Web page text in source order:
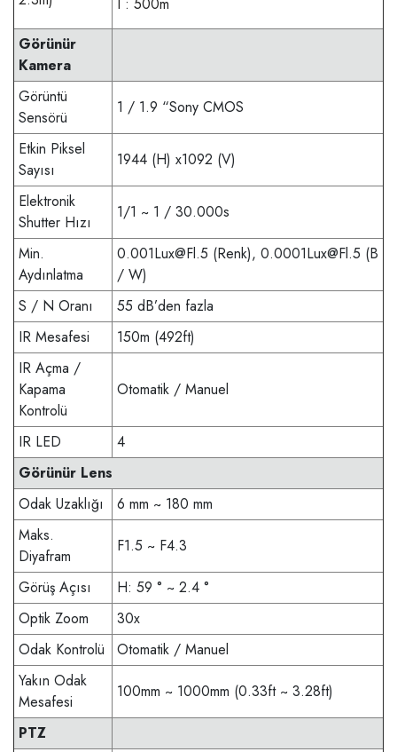
Görünür
Kamera
Görüntü
Sensörü
1 / 1.9 “Sony CMOS
Etkin Piksel
Sayısı
1944 (H) x1092 (V)
Elektronik
Shutter Hızı
1/1 ~ 1 / 30.000s
Min.
Aydınlatma
0.001Lux@Fl.5 (Renk), 0.0001Lux@Fl.5 (B
/ W)
S / N Oranı
55 dB’den fazla
IR Mesafesi
150m (492ft)
IR Açma /
Kapama
Kontrolü
Otomatik / Manuel
IR LED
4
Görünür Lens
Odak Uzaklığı
6 mm ~ 180 mm
Maks.
Diyafram
F1.5 ~ F4.3
Görüş Açısı
H: 59 ° ~ 2.4 °
Optik Zoom
30x
Odak Kontrolü
Otomatik / Manuel
Yakın Odak
Mesafesi
100mm ~ 1000mm (0.33ft ~ 3.28ft)
PTZ